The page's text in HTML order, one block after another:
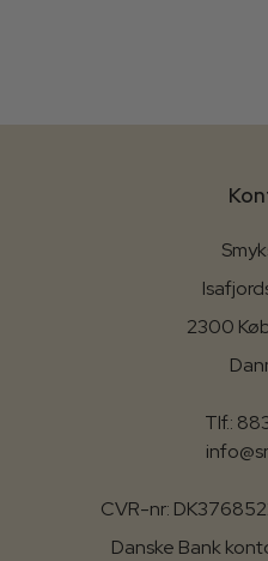
2300
Tlf.:
CVR-nr:
Danske Bank